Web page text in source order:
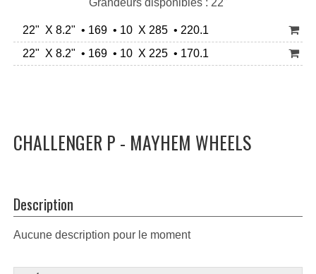
Grandeurs disponibles : 22"
22" X 8.2" • 169 • 10 X 285 • 220.1
22" X 8.2" • 169 • 10 X 225 • 170.1
CHALLENGER P - MAYHEM WHEELS
Description
Aucune description pour le moment